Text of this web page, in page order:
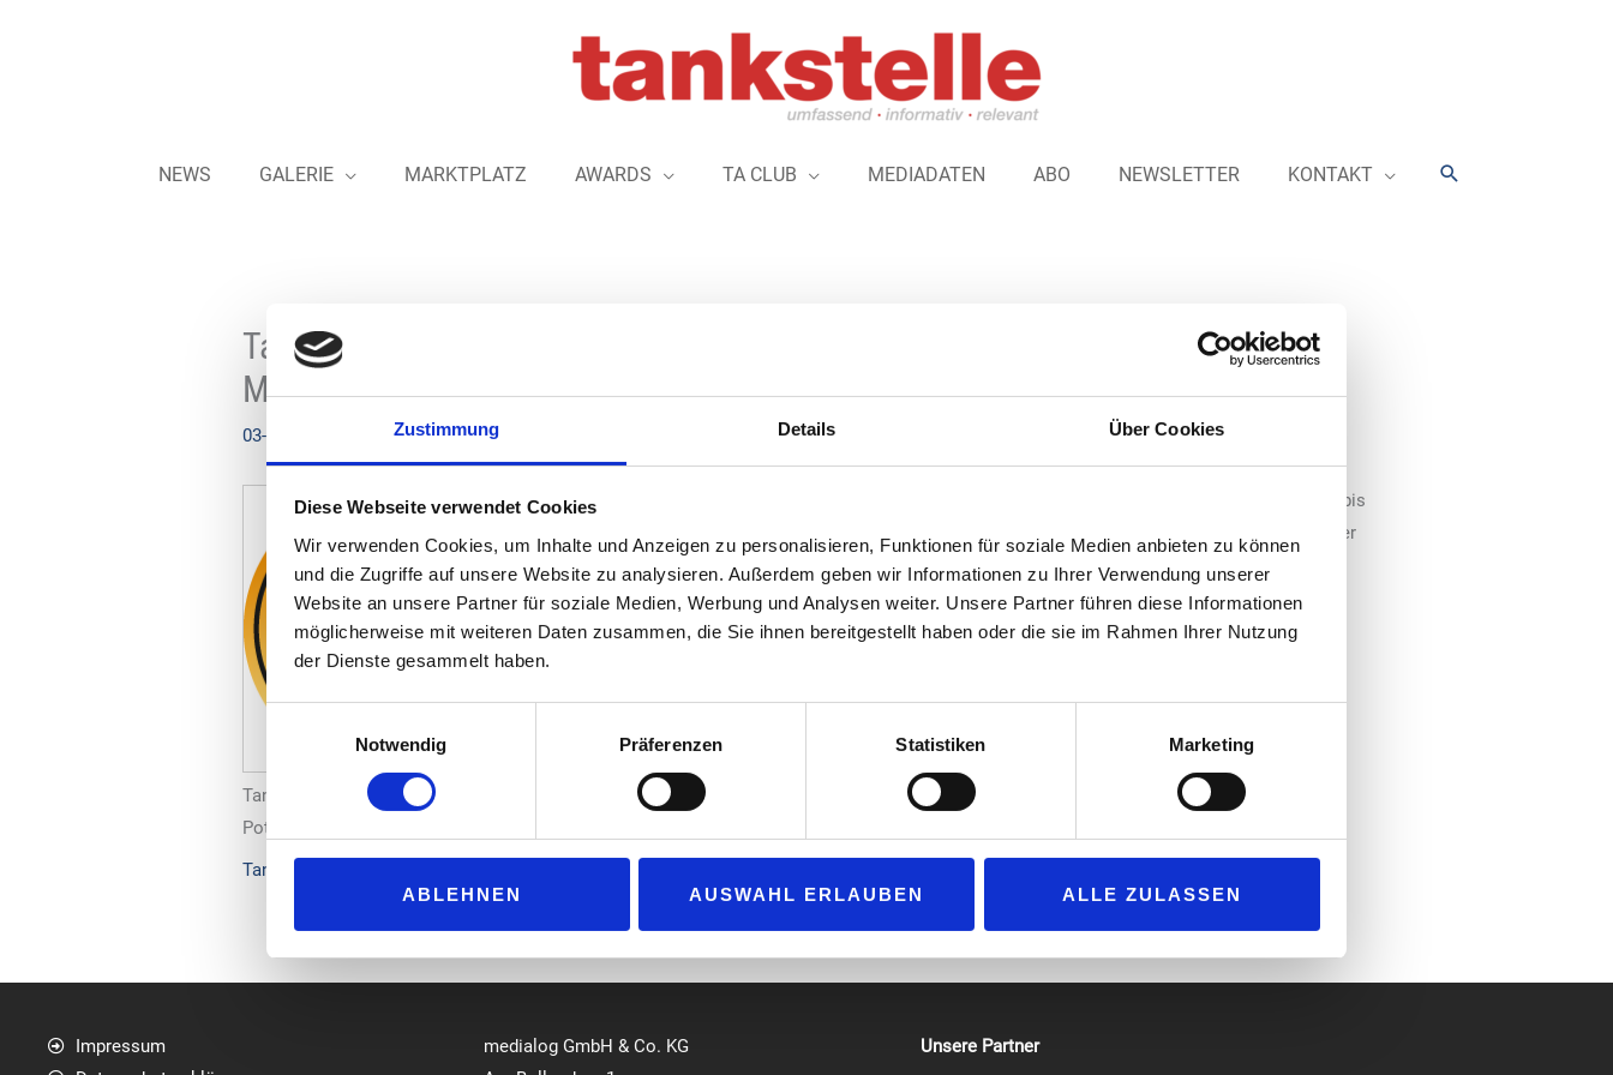
Zustimmung Details Über Cookies
Diese Webseite verwendet Cookies
Wir verwenden Cookies, um Inhalte und Anzeigen zu personalisieren, Funktionen für soziale Medien anbieten zu können
und die Zugriffe auf unsere Website zu analysieren. Außerdem geben wir Informationen zu Ihrer Verwendung unserer
Website an unsere Partner für soziale Medien, Werbung und Analysen weiter. Unsere Partner führen diese Informationen
möglicherweise mit weiteren Daten zusammen, die Sie ihnen bereitgestellt haben oder die sie im Rahmen Ihrer Nutzung
der Dienste gesammelt haben.
Notwendig
Präferenzen Statistiken Marketing
ABLEHNEN AUSWAHL ERLAUBEN ALLE ZULASSEN
NEWS GALERIE MARKTPLATZ AWARDS TA CLUB MEDIADATEN ABO NEWSLETTER KONTAKT Suchen
Tankstelle des Jahres 2025 – Die Bewerbungsphase läuft noch bis zum 30.
März!
03-01-2025
Der Branchenwettbewerb „Tankstelle des Jahres“ findet auch 2025 statt. Tankstellen können noch bis
unter
dem Menüpunkt „Awards“,
“Tankstelle des Jahres”
. Wir suchen in den Kategorien:
Shop
Waschen
Umwelt
Innovation
Tankstellen, die mit ihrem Auftritt neue, frische und zukunftsorientierte Ideen und Konzepte umsetzen. Diese Stationen haben Vorbild-
Potenzial und sind somit Impulsgeber für die Branche. Wir freuen uns auf Ihre Bewerbung!
Tankstelle des Jahres – tankstelle Magazin (tankstelle-magazin.de)
Impressum
medialog GmbH & Co. KG
Unsere Partner